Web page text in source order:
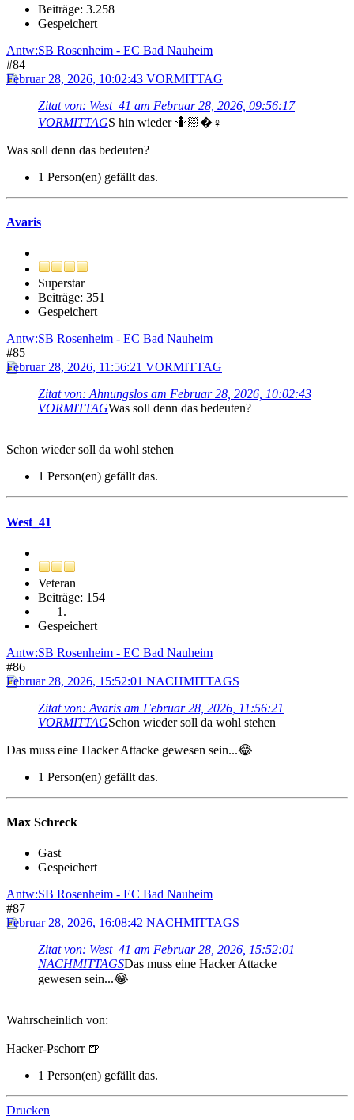
Beiträge: 3.258
Gespeichert
Antw:SB Rosenheim - EC Bad Nauheim
#84
Februar 28, 2026, 10:02:43 VORMITTAG
Zitat von: West_41 am Februar 28, 2026, 09:56:17
VORMITTAGS hin wieder 🤷🏻�♀️
Was soll denn das bedeuten?
1 Person(en) gefällt das.
Avaris
Superstar
Beiträge: 351
Gespeichert
Antw:SB Rosenheim - EC Bad Nauheim
#85
Februar 28, 2026, 11:56:21 VORMITTAG
Zitat von: Ahnungslos am Februar 28, 2026, 10:02:43
VORMITTAGWas soll denn das bedeuten?
Schon wieder soll da wohl stehen
1 Person(en) gefällt das.
West_41
Veteran
Beiträge: 154
Gespeichert
Antw:SB Rosenheim - EC Bad Nauheim
#86
Februar 28, 2026, 15:52:01 NACHMITTAGS
Zitat von: Avaris am Februar 28, 2026, 11:56:21
VORMITTAGSchon wieder soll da wohl stehen
Das muss eine Hacker Attacke gewesen sein...😂
1 Person(en) gefällt das.
Max Schreck
Gast
Gespeichert
Antw:SB Rosenheim - EC Bad Nauheim
#87
Februar 28, 2026, 16:08:42 NACHMITTAGS
Zitat von: West_41 am Februar 28, 2026, 15:52:01
NACHMITTAGSDas muss eine Hacker Attacke
gewesen sein...😂
Wahrscheinlich von:
Hacker-Pschorr 🍺
1 Person(en) gefällt das.
Drucken